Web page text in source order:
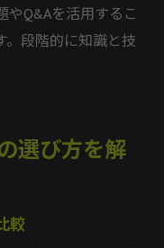
Q&Aを活用するこ
。段階的に知識と技
選び方を解
較